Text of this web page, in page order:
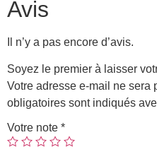
Avis
Il n’y a pas encore d’avis.
Soyez le premier à laisser
Votre adresse e-mail ne sera
obligatoires sont indiqués
Votre note *